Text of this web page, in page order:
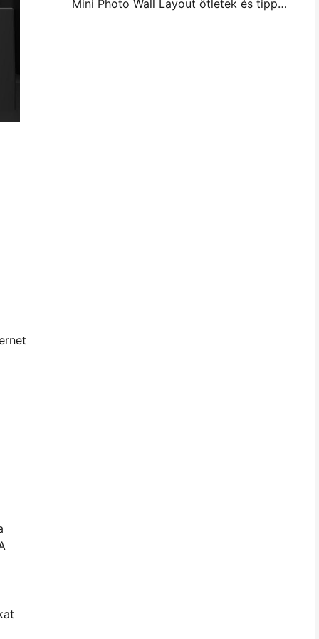
Mini Photo Wall Layout ötletek és tippek a hálószoba és a kollégium díszítése